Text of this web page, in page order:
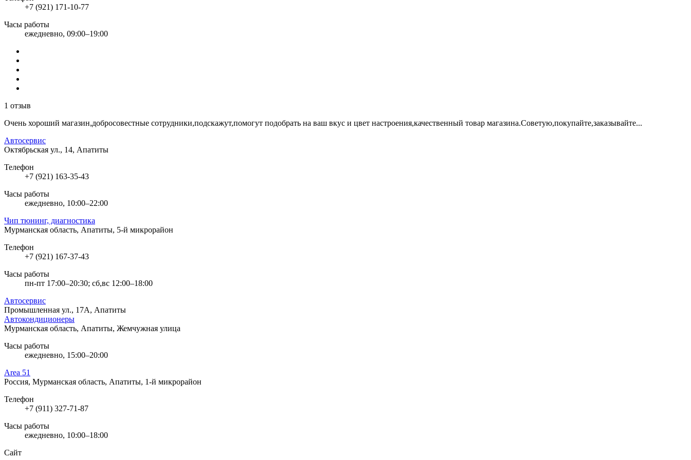
+7 (921) 171-10-77
Часы работы
ежедневно, 09:00–19:00
1 отзыв
Очень хороший магазин,добросовестные сотрудники,подскажут,помогут подобрать на ваш вкус и цвет настроения,качественный товар магазина.Советую,покупайте,заказывайте...
Автосервис
Октябрьская ул., 14, Апатиты
Телефон
+7 (921) 163-35-43
Часы работы
ежедневно, 10:00–22:00
Чип тюнинг, диагностика
Мурманская область, Апатиты, 5-й микрорайон
Телефон
+7 (921) 167-37-43
Часы работы
пн-пт 17:00–20:30; сб,вс 12:00–18:00
Автосервис
Промышленная ул., 17А, Апатиты
Автокондиционеры
Мурманская область, Апатиты, Жемчужная улица
Часы работы
ежедневно, 15:00–20:00
Area 51
Россия, Мурманская область, Апатиты, 1-й микрорайон
Телефон
+7 (911) 327-71-87
Часы работы
ежедневно, 10:00–18:00
Сайт